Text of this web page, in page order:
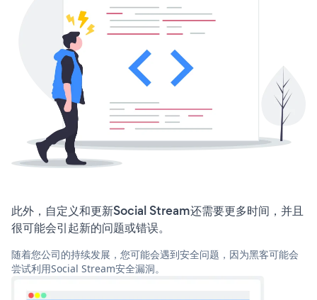
此外，自定义和更新Social Stream还需要更多时间，并且
很可能会引起新的问题或错误。
随着您公司的持续发展，您可能会遇到安全问题，因为黑客可能会
尝试利用Social Stream安全漏洞。